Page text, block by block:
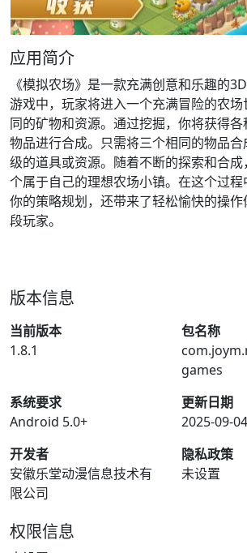
应用简介
《模拟农场》是一款充满创意和乐趣的
游戏中，玩家将进入一个充满冒险的农
同的矿物和资源。通过挖掘，你将获得
物品进行合成。只需将三个相同的物品
级的道具或资源。随着不断的探索和合
个属于自己的理想农场小镇。在这个过
你的策略规划，还带来了轻松愉快的操
段玩家。
版本信息
当前版本
1.8.1
包名称
games
系统要求
Android 5.0+
更新日期
2025-09-04
开发者
安徽乐堂动漫信息技术有
限公司
隐私政策
未设置
权限信息